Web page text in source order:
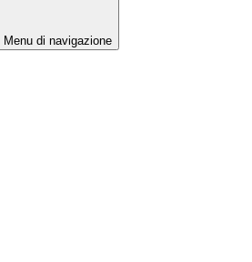
Menu di navigazione